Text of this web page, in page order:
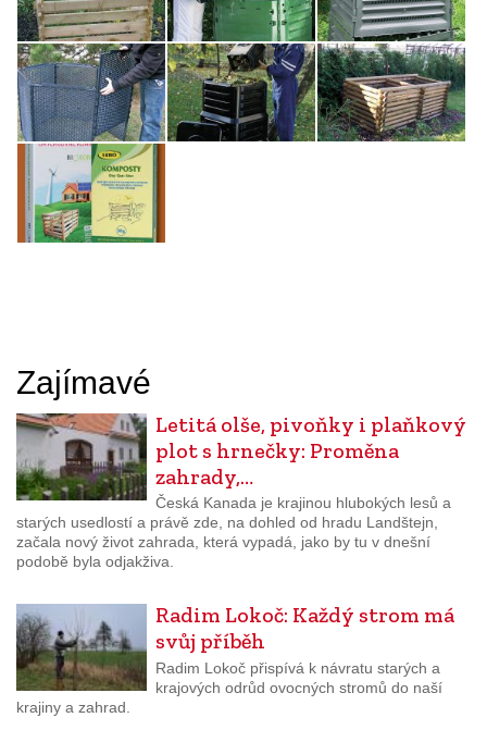
Zajímavé
Letitá olše, pivoňky i plaňkový
plot s hrnečky: Proměna
zahrady,…
Česká Kanada je krajinou hlubokých lesů a
starých usedlostí a právě zde, na dohled od hradu Landštejn,
začala nový život zahrada, která vypadá, jako by tu v dnešní
podobě byla odjakživa.
Radim Lokoč: Každý strom má
svůj příběh
Radim Lokoč přispívá k návratu starých a
krajových odrůd ovocných stromů do naší
krajiny a zahrad.